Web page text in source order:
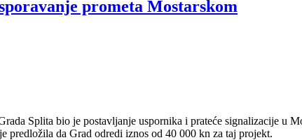
prometa Mostarskom
Splita bio je postavljanje uspornika i prateće signalizacije u
predložila da Grad odredi iznos od 40 000 kn za taj projekt.